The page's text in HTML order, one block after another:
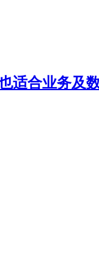
适合业务及